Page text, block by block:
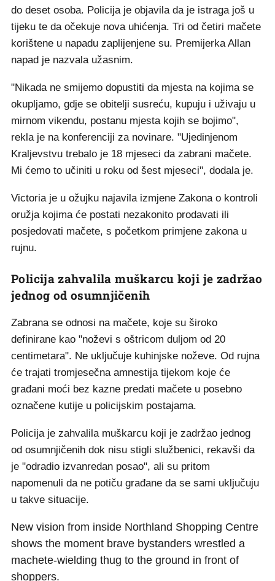
do deset osoba. Policija je objavila da je istraga još u
tijeku te da očekuje nova uhićenja. Tri od četiri mačete
korištene u napadu zaplijenjene su. Premijerka Allan
napad je nazvala užasnim.
"Nikada ne smijemo dopustiti da mjesta na kojima se
okupljamo, gdje se obitelji susreću, kupuju i uživaju u
mirnom vikendu, postanu mjesta kojih se bojimo",
rekla je na konferenciji za novinare. "Ujedinjenom
Kraljevstvu trebalo je 18 mjeseci da zabrani mačete.
Mi ćemo to učiniti u roku od šest mjeseci", dodala je.
Victoria je u ožujku najavila izmjene Zakona o kontroli
oružja kojima će postati nezakonito prodavati ili
posjedovati mačete, s početkom primjene zakona u
rujnu.
Policija zahvalila muškarcu koji je zadržao
jednog od osumnjičenih
Zabrana se odnosi na mačete, koje su široko
definirane kao "noževi s oštricom duljom od 20
centimetara". Ne uključuje kuhinjske noževe. Od rujna
će trajati tromjesečna amnestija tijekom koje će
građani moći bez kazne predati mačete u posebno
označene kutije u policijskim postajama.
Policija je zahvalila muškarcu koji je zadržao jednog
od osumnjičenih dok nisu stigli službenici, rekavši da
je "odradio izvanredan posao", ali su pritom
napomenuli da ne potiču građane da se sami uključuju
u takve situacije.
New vision from inside Northland Shopping Centre
shows the moment brave bystanders wrestled a
machete-wielding thug to the ground in front of
shoppers.